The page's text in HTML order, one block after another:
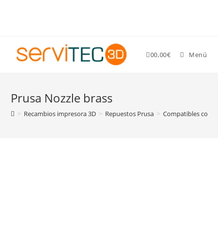
00,00€ Menú
Prusa Nozzle brass
> Recambios impresora 3D > Repuestos Prusa > Compatibles con